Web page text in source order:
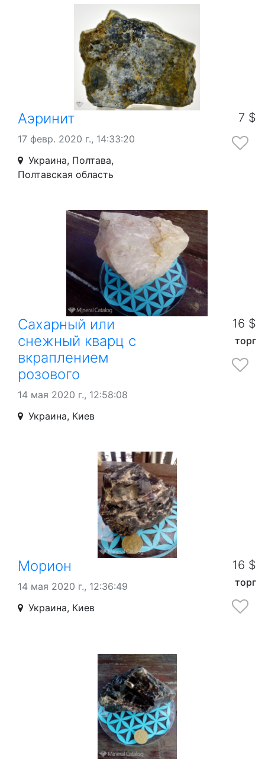
Аэринит
17 февр. 2020 г., 14:33:20
Украина, Полтава,
Полтавская область
7 $
Сахарный или
снежный кварц c
вкраплением
розового
14 мая 2020 г., 12:58:08
Украина, Киев
16 $
торг
Морион
14 мая 2020 г., 12:36:49
Украина, Киев
16 $
торг